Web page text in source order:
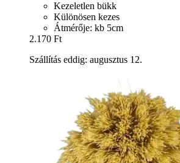
Kezeletlen bükk
Különösen kezes
Átmérője: kb 5cm
2.170 Ft
Szállítás eddig: augusztus 12.